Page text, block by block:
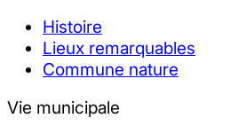
Histoire
Lieux remarquables
Commune nature
Vie municipale